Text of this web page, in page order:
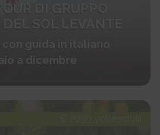
DI GRUPPO
SOL LEVANTE
a dicembre
€ 2030 voli esclusi